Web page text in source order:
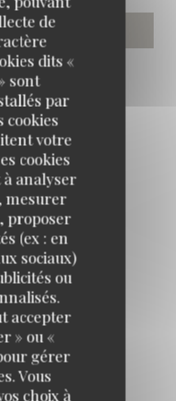
de
dits «
sont
par
cookies
votre
cookies
analyser
mesurer
proposer
(ex : en
sociaux)
ou
accepter
» ou «
gérer
Vous
choix à
ITALIEN -